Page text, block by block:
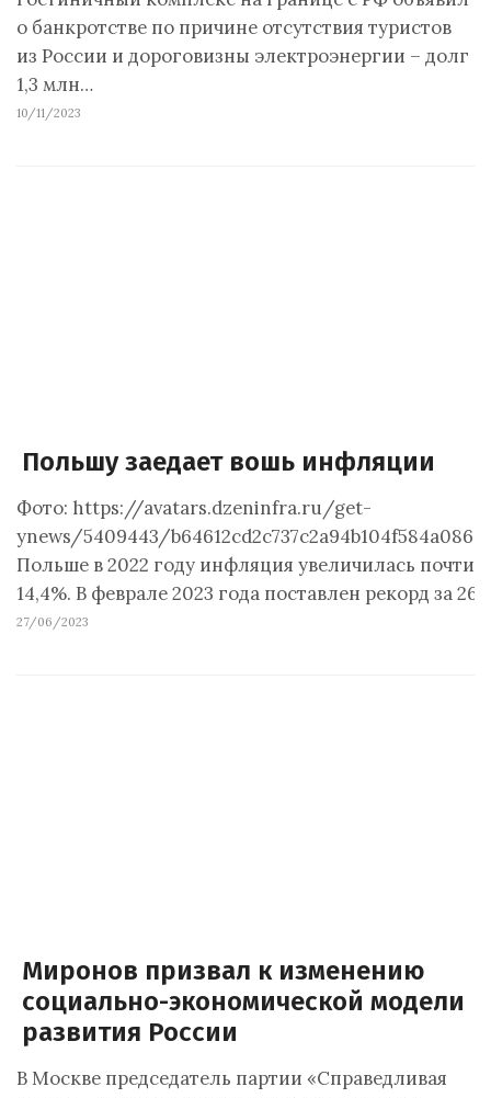
о банкротстве по причине отсутствия туристов
из России и дороговизны электроэнергии – долг
1,3 млн…
10/11/2023
Польшу заедает вошь инфляции
Фото: https://avatars.dzeninfra.ru/get-
ynews/5409443/
Польше в 2022 году инфляция увеличилась почти
14,4%. В феврале 2023 года поставлен рекорд за 26
27/06/2023
Миронов призвал к изменению
социально-экономической модели
развития России
В Москве председатель партии «Справедливая